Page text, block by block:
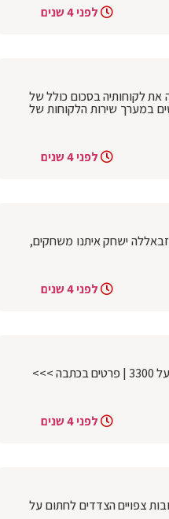
לפני 4 שנים
לקוחותיה בסכום כולל של
קשים במערך שירות הלקוחות של
לפני 4 שנים
ישחק איתנו משחקים,
לפני 4 שנים
לפני 4 שנים
צפויים הצדדים לחתום על